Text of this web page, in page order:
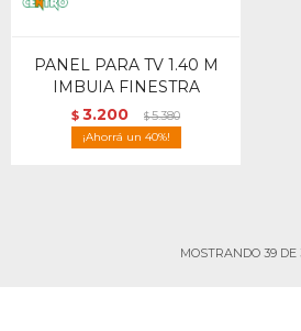
PANEL PARA TV 1.40 M
IMBUIA FINESTRA
$ 3.200 $5.380
40
MOSTRANDO 39DE